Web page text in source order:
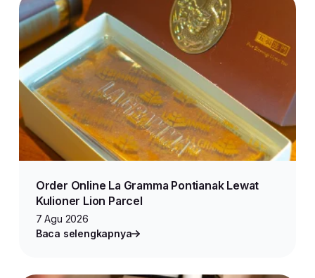
Order Online La Gramma Pontianak Lewat
Kulioner Lion Parcel
7 Agu 2026
Baca selengkapnya